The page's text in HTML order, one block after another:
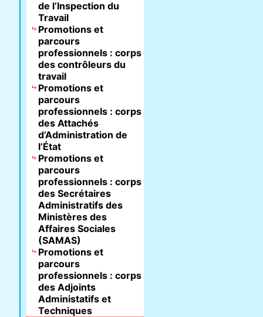
de l’Inspection du
Travail
Promotions et
parcours
professionnels : corps
des contrôleurs du
travail
Promotions et
parcours
professionnels : corps
des Attachés
d’Administration de
l’État
Promotions et
parcours
professionnels : corps
des Secrétaires
Administratifs des
Ministères des
Affaires Sociales
(SAMAS)
Promotions et
parcours
professionnels : corps
des Adjoints
Administatifs et
Techniques